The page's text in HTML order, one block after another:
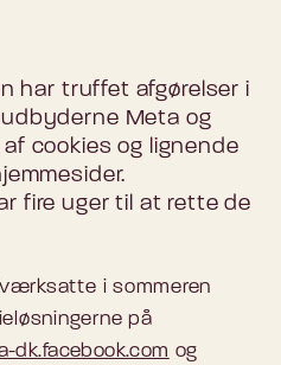
har truffet afgørelser i
Meta og
cookies og lignende
fire uger til at rette de
i sommeren
på
dk.facebook.com og